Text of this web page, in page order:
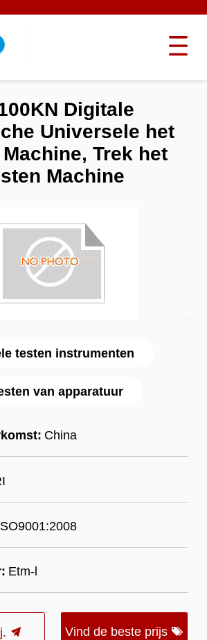
testen instrumenten
van apparatuur
China
Etm-l
Vind de beste prijs
Digitale
Universele het
Trek het
Machine